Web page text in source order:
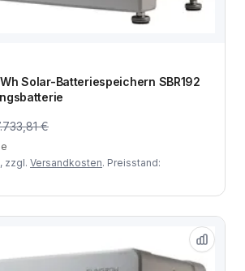
Solar-Batteriespeichern SBR192
€
zzgl. Versandkosten. Preisstand: